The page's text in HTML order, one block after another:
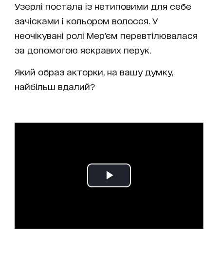
Узерлі постала із нетиповими для себе
зачісками і кольором волосся. У
неочікувані ролі Мер'єм перевтілювалася
за допомогою яскравих перук.
Який образ акторки, на вашу думку,
найбільш вдалий?